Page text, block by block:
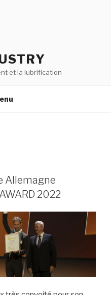
et la lubrification
Allemagne
2022